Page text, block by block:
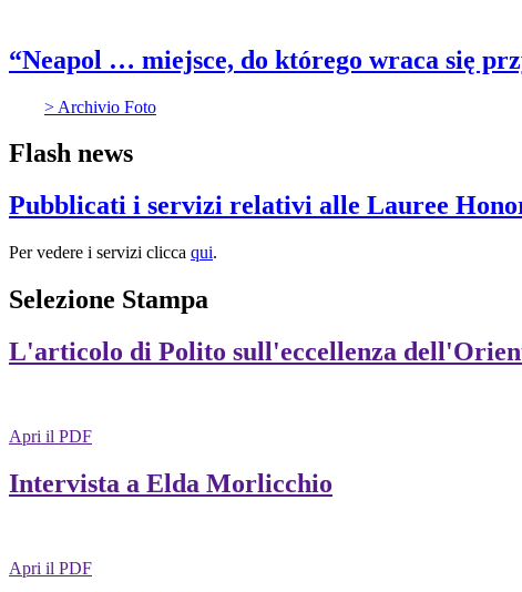
“Neapol … miejsce, do którego wraca się
> Archivio Foto
Flash news
Pubblicati i servizi relativi alle Lauree
Per vedere i servizi clicca qui.
Selezione Stampa
L'articolo di Polito sull'eccellenza
Apri il PDF
Intervista a Elda Morlicchio
Apri il PDF